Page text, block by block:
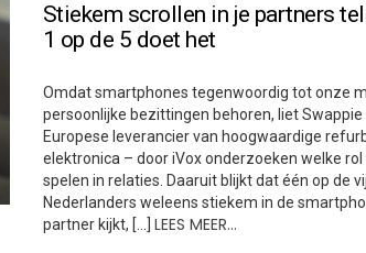
Stiekem scrollen in je partners
1 op de 5 doet het
Omdat smartphones tegenwoordig tot onze
persoonlijke bezittingen behoren, liet Swappie
Europese leverancier van hoogwaardige
elektronica – door iVox onderzoeken welke
spelen in relaties. Daaruit blijkt dat één op de
Nederlanders weleens stiekem in de
partner kijkt, […] LEES MEER…